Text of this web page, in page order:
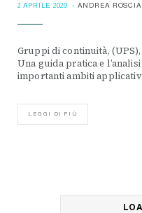
2 APRILE 2020 ANDREA
Gruppi di continuità,
Una guida pratica e
importanti ambiti
LEGGI DI PIÙ